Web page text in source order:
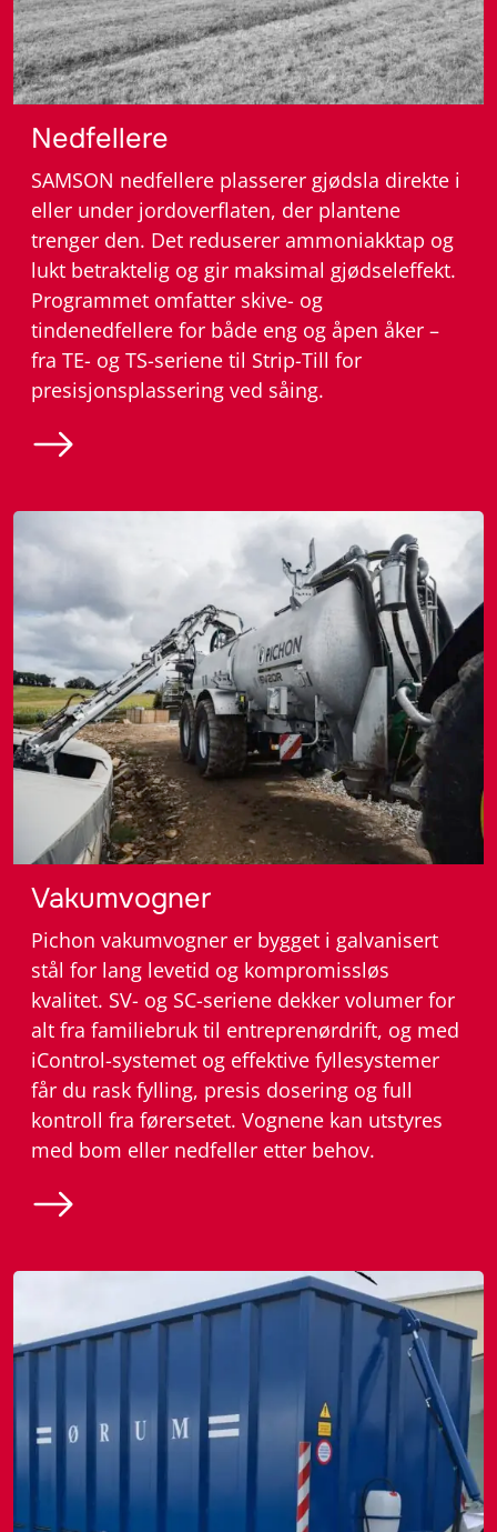
Nedfellere
SAMSON nedfellere plasserer gjødsla direkte i
eller under jordoverflaten, der plantene
trenger den. Det reduserer ammoniakktap og
lukt betraktelig og gir maksimal gjødseleffekt.
Programmet omfatter skive- og
tindenedfellere for både eng og åpen åker –
fra TE- og TS-seriene til Strip-Till for
presisjonsplassering ved såing.
Vakumvogner– Gjødselutstyr
Pichon vakumvogner er bygget i galvanisert
stål for lang levetid og kompromissløs
kvalitet. SV- og SC-seriene dekker volumer for
alt fra familiebruk til entreprenørdrift, og med
iControl-systemet og effektive fyllesystemer
får du rask fylling, presis dosering og full
kontroll fra førersetet. Vognene kan utstyres
med bom eller nedfeller etter behov.